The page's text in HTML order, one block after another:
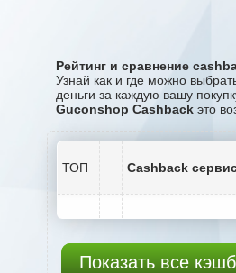
Рейтинг и сравнение
Узнай как и где можно
деньги за каждую вашу
Guconshop Cashback это
ТОП Cashback
Показать все